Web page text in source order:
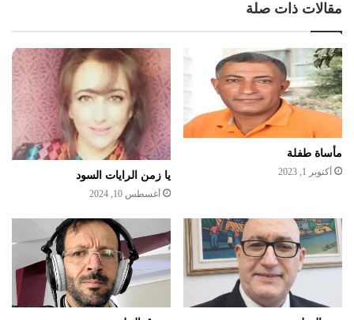
مقالات ذات صلة
مأساة طفلة
أكتوبر 1, 2023 يا زمن الرايات السود
أغسطس 10, 2024